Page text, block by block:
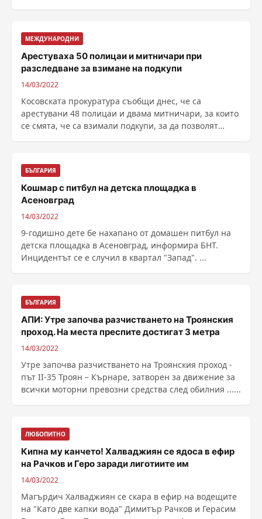
МЕЖДУНАРОДНИ
Арестуваха 50 полицаи и митничари при
разследване за взимане на подкупи
14/03/2022
Косовската прокуратура съобщи днес, че са
арестувани 48 полицаи и двама митничари, за които
се смята, че са взимали подкупи, за да позволят
БЪЛГАРИЯ
Кошмар с питбул на детска площадка в
Асеновград
14/03/2022
9-годишно дете бе нахапано от домашен питбул на
детска площадка в Асеновград, информира БНТ.
Инцидентът се е случил в квартал "Запад". ...
БЪЛГАРИЯ
АПИ: Утре започва разчистването на Троянския
проход. На места преспите достигат 3 метра
14/03/2022
Утре започва разчистването на Троянския проход -
път II-35 Троян – Кърнаре, затворен за движение за
всички моторни превозни средства след обилния ......
ЛЮБОПИТНО
Кипна му канчето! Халваджиян се ядоса в ефир
на Рачков и Геро заради лиготиите им
14/03/2022
Магърдич Халваджиян се скара в ефир на водещите
на "Като две капки вода" Димитър Рачков и Герасим